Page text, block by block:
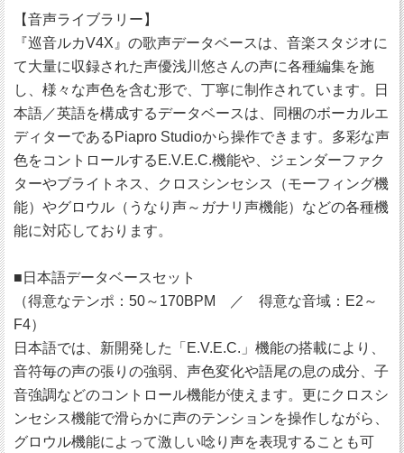
【音声ライブラリー】
『巡音ルカV4X』の歌声データベースは、音楽スタジオに
て大量に収録された声優浅川悠さんの声に各種編集を施
し、様々な声色を含む形で、丁寧に制作されています。日
本語／英語を構成するデータベースは、同梱のボーカルエ
ディターであるPiapro Studioから操作できます。多彩な声
色をコントロールするE.V.E.C.機能や、ジェンダーファク
ターやブライトネス、クロスシンセシス（モーフィング機
能）やグロウル（うなり声～ガナリ声機能）などの各種機
能に対応しております。
■日本語データベースセット
（得意なテンポ：50～170BPM ／ 得意な音域：E2～
F4）
日本語では、新開発した「E.V.E.C.」機能の搭載により、
音符毎の声の張りの強弱、声色変化や語尾の息の成分、子
音強調などのコントロール機能が使えます。更にクロスシ
ンセシス機能で滑らかに声のテンションを操作しながら、
グロウル機能によって激しい唸り声を表現することも可